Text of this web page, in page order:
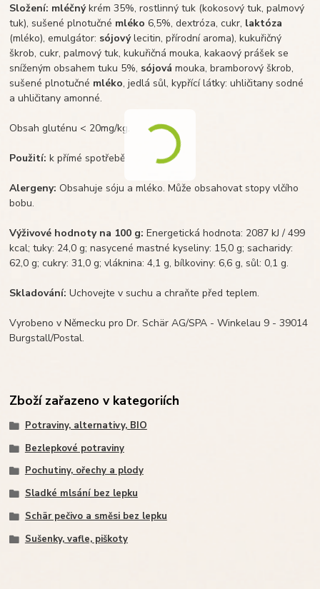
Složení: mléčnýkrém 35%, rostlinný tuk (kokosový tuk, palmový
tuk), sušené plnotučné mléko 6,5%, dextróza, cukr, laktóza
(mléko), emulgátor: sójovýlecitin, přírodní aroma), kukuřičný
škrob, cukr, palmový tuk, kukuřičná mouka, kakaový prášek se
sníženým obsahem tuku 5%, sójová mouka, bramborový škrob,
sušené plnotučné mléko, jedlá sůl, kypřící látky: uhličitany sodné
a uhličitany amonné.
Obsah gluténu < 20mg/kg.
Použití: k přímé spotřebě
Alergeny: Obsahuje sóju a mléko. Může obsahovat stopy vlčího
bobu.
Výživové hodnoty na 100 g: Energetická hodnota: 2087 kJ / 499
kcal; tuky: 24,0 g; nasycené mastné kyseliny: 15,0 g; sacharidy:
62,0 g; cukry: 31,0 g; vláknina: 4,1 g, bílkoviny: 6,6 g, sůl: 0,1 g.
Skladování: Uchovejte v suchu a chraňte před teplem.
Vyrobeno v Německu pro Dr. Schär AG/SPA - Winkelau 9 - 39014
Burgstall/Postal.
Zboží zařazeno v kategoriích
Potraviny, alternativy, BIO
Bezlepkové potraviny
Pochutiny, ořechy a plody
Sladké mlsání bez lepku
Schär pečivo a směsi bez lepku
Sušenky, vafle, piškoty